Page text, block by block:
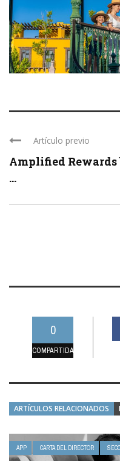
Artículo previo
Amplified Rewards
...
0
COMPARTIDAS
ARTÍCULOS RELACIONADOS
APP CARTA DEL DIRECTOR